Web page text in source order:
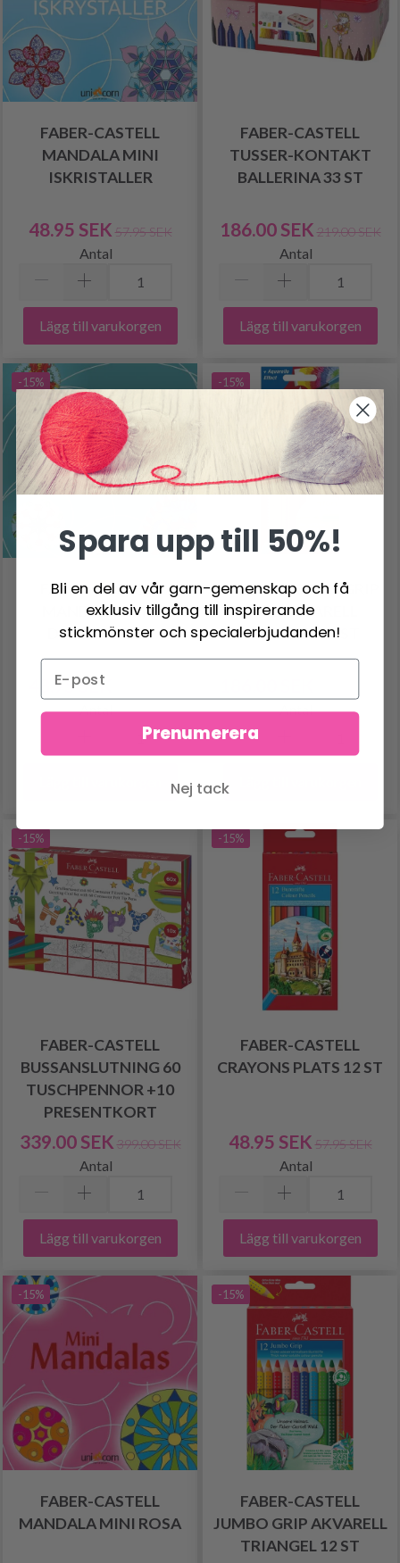
FABER-CASTELL
MANDALA MINI
ISKRISTALLER
48.95 SEK 57.95 SEK
Antal
Lägg till varukorgen
FABER-CASTELL
TUSSER-KONTAKT
BALLERINA 33 ST
186.00 SEK 219.00 SEK
Antal
Lägg till varukorgen
-15%
FABER-CASTELL
MANDALA MINI
DINOSAURIER
48.95 SEK
Antal
-15%
FABER-CASTELL GRIP
2001 AKVARELL
TRIANGEL 24 ST
Antal
-15%
FABER-CASTELL
BUSSANSLUTNING 60
TUSCHPENNOR +10
PRESENTKORT
339.00 SEK 399.00 SEK
Antal
Lägg till varukorgen
-15%
FABER-CASTELL
CRAYONS PLATS 12 ST
48.95 SEK 57.95 SEK
Antal
Lägg till varukorgen
-15%
FABER-CASTELL
MANDALA MINI ROSA
-15%
FABER-CASTELL
JUMBO GRIP AKVARELL
TRIANGEL 12 ST
Spara upp till 50%!
Bli en del av vår garn-gemenskap och få
exklusiv tillgång till inspirerande
stickmönster och specialerbjudanden!
Prenumerera
Nej tack